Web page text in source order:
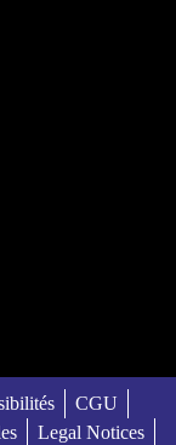
CGU
Legal Notices